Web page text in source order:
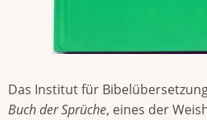
Das Institut für
Buch der Sprüche, eines der